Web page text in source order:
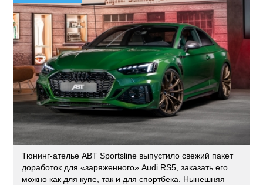
Тюнинг-ателье ABT Sportsline выпустило свежий пакет
доработок для «заряженного» Audi RS5, заказать его
можно как для купе, так и для спортбека. Нынешняя